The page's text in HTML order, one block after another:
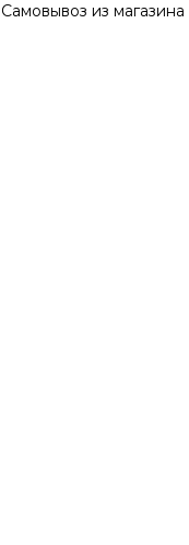
Самовывоз из магазина